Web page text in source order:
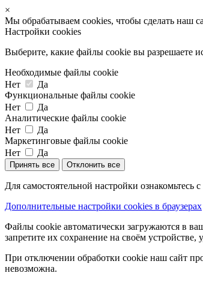
×
Мы обрабатываем cookies, чтобы сделать наш
Настройки cookies
Выберите, какие файлы cookie вы разрешаете
Необходимые файлы cookie
Нет
Да
Функциональные файлы cookie
Нет
Да
Аналитические файлы cookie
Нет
Да
Маркетинговые файлы cookie
Нет
Да
Принять все Отклонить все
Для самостоятельной настройки ознакомьтесь
Дополнительные настройки cookies в браузерах
Файлы cookie автоматически загружаются в
запретите их сохранение на своём
При отключении обработки cookie наш сайт
невозможна.